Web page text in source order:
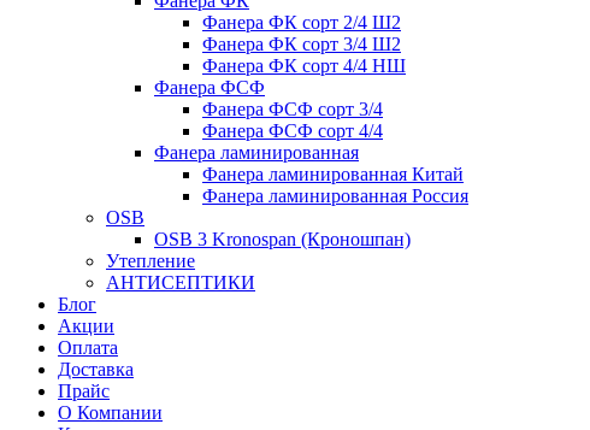
Фанера ФК сорт 2/4 Ш2
Фанера ФК сорт 3/4 Ш2
Фанера ФК сорт 4/4 НШ
Фанера ФСФ
Фанера ФСФ сорт 3/4
Фанера ФСФ сорт 4/4
Фанера ламинированная
Фанера ламинированная Китай
Фанера ламинированная Россия
OSB
OSB 3 Kronospan (Кроношпан)
Утепление
АНТИСЕПТИКИ
Блог
Акции
Оплата
Доставка
Прайс
О Компании